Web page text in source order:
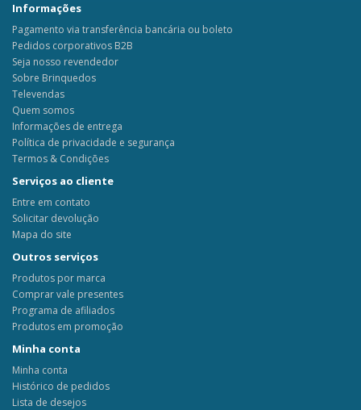
Informações
Pagamento via transferência bancária ou boleto
Pedidos corporativos B2B
Seja nosso revendedor
Sobre Brinquedos
Televendas
Quem somos
Informações de entrega
Política de privacidade e segurança
Termos & Condições
Serviços ao cliente
Entre em contato
Solicitar devolução
Mapa do site
Outros serviços
Produtos por marca
Comprar vale presentes
Programa de afiliados
Produtos em promoção
Minha conta
Minha conta
Histórico de pedidos
Lista de desejos